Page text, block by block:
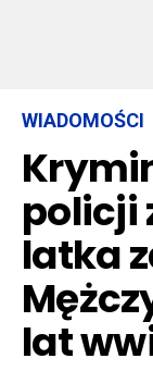
WIADOMOŚCI
policji
latka
lat